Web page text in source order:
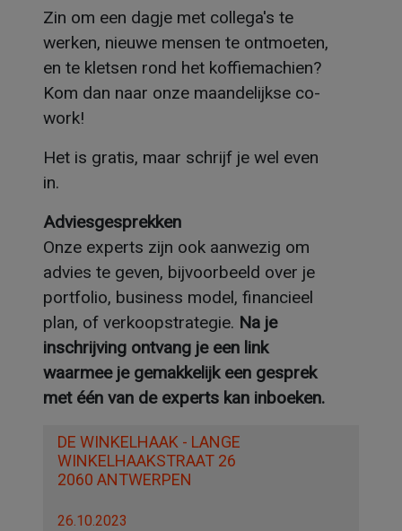
Zin om een dagje met collega's te
werken, nieuwe mensen te ontmoeten,
en te kletsen rond het koffiemachien?
Kom dan naar onze maandelijkse co-
work!
Het is gratis, maar schrijf je wel even
in.
Adviesgesprekken
Onze experts zijn ook aanwezig om
advies te geven, bijvoorbeeld over je
portfolio, business model, financieel
plan, of verkoopstrategie. Na je
inschrijving ontvang je een link
waarmee je gemakkelijk een gesprek
met één van de experts kan inboeken.
DE WINKELHAAK - LANGE
WINKELHAAKSTRAAT 26
2060 ANTWERPEN
26.10.2023